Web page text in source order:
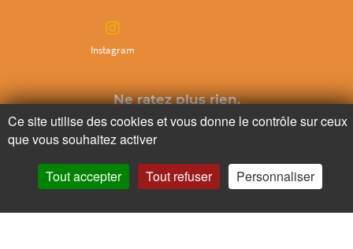
Instagram
Ne ratez plus rien,
Abonnez-vous à notre newsletter
Ce site utilise des cookies et vous donne le contrôle sur ceux
que vous souhaitez activer
Tout accepter Tout refuser Personnaliser